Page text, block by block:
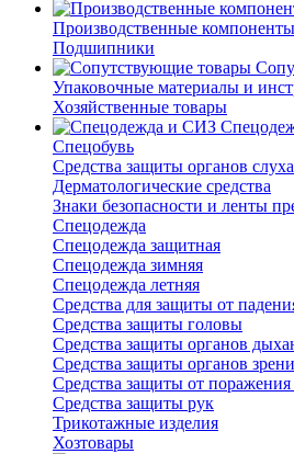
Производственные
Подшипники
Упаковочные материалы и
Хозяйственные товары
Спецобувь
Средства защиты органов слуха
Дерматологические средства
Знаки безопасности и ленты
Спецодежда
Спецодежда защитная
Спецодежда зимняя
Спецодежда летняя
Средства для защиты от
Средства защиты головы
Средства защиты органов
Средства защиты органов
Средства защиты от поражения
Средства защиты рук
Трикотажные изделия
Хозтовары